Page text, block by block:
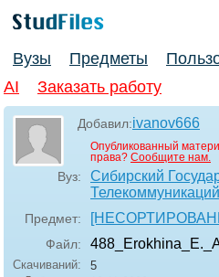
Вузы Предметы
AI
Заказать работу
Добавил:ivanov666
Опубликованный
права? Сообщите нам.
Вуз:
Сибирский
Предмет:
Файл:
Скачиваний:
5